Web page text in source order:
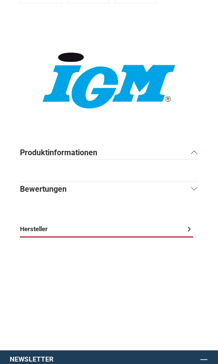
Produktinformationen
Bewertungen
Hersteller
NEWSLETTER